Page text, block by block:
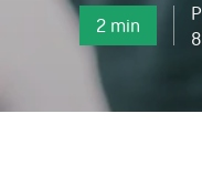
2 min